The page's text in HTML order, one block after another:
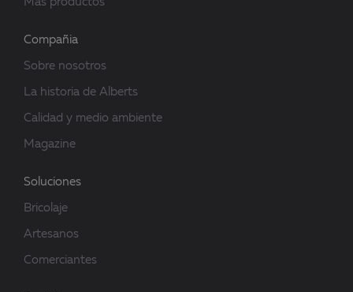
Más productos
Compañia
Sobre nosotros
La historia de Alberts
Calidad y medio ambiente
Magazine
Soluciones
Bricolaje
Artesanos
Comerciantes